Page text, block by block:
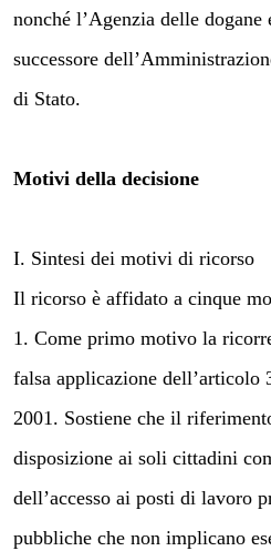
nonché l’Agenzia delle
successore
di Stato.
Motivi della decisione
I. Sintesi dei motivi di ricorso
Il ricorso è affidato a cinque
1. Come primo motivo la
falsa applicazione dell’articolo
2001. Sostiene che il
disposizione ai soli cittadini
dell’accesso ai posti di lavoro
pubbliche che non implicano